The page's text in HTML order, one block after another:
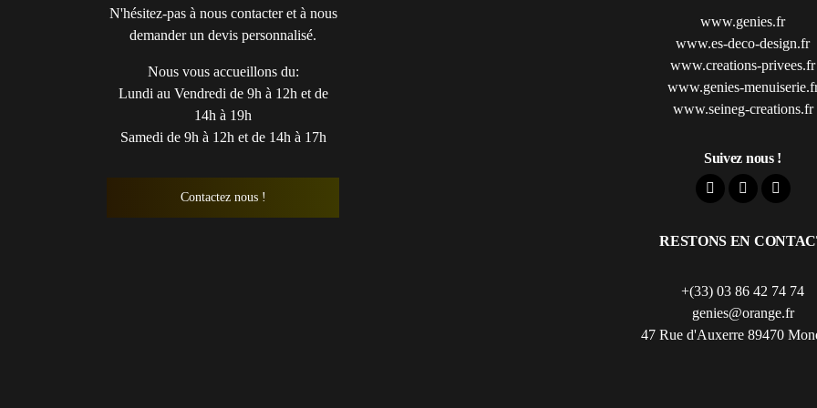
N'hésitez-pas à nous contacter et à nous
demander un devis personnalisé.
Nous vous accueillons du:
Lundi au Vendredi de 9h à 12h et de
14h à 19h
Samedi de 9h à 12h et de 14h à 17h
Contactez nous !
www.genies.fr
www.es-deco-design.fr
www.creations-privees.fr
www.genies-
www.seineg-creations.fr
Suivez nous !
RESTONS EN
+(33) 03 86 42 74 74
genies@orange.fr
47 Rue d'Auxerre 89470